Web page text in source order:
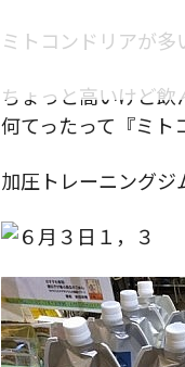
ミトコンドリアが多
ちょっと高いけど飲
何てったって『ミト
加圧トレーニング